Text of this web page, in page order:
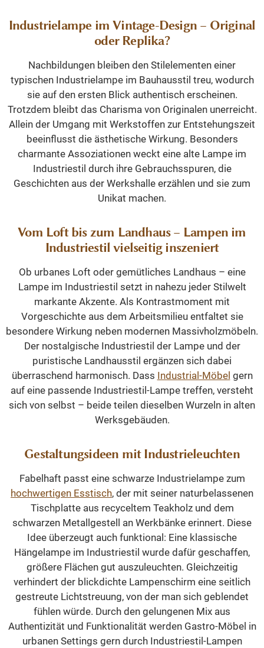
Industrielampe im Vintage-Design – Original
oder Replika?
Nachbildungen bleiben den Stilelementen einer
typischen Industrielampe im Bauhausstil treu, wodurch
sie auf den ersten Blick authentisch erscheinen.
Trotzdem bleibt das Charisma von Originalen unerreicht.
Allein der Umgang mit Werkstoffen zur Entstehungszeit
beeinflusst die ästhetische Wirkung. Besonders
charmante Assoziationen weckt eine alte Lampe im
Industriestil durch ihre Gebrauchsspuren, die
Geschichten aus der Werkshalle erzählen und sie zum
Unikat machen.
Vom Loft bis zum Landhaus – Lampen im
Industriestil vielseitig inszeniert
Ob urbanes Loft oder gemütliches Landhaus – eine
Lampe im Industriestil setzt in nahezu jeder Stilwelt
markante Akzente. Als Kontrastmoment mit
Vorgeschichte aus dem Arbeitsmilieu entfaltet sie
besondere Wirkung neben modernen Massivholzmöbeln.
Der nostalgische Industriestil der Lampe und der
puristische Landhausstil ergänzen sich dabei
überraschend harmonisch. Dass Industrial-Möbel gern
auf eine passende Industriestil-Lampe treffen, versteht
sich von selbst – beide teilen dieselben Wurzeln in alten
Werksgebäuden.
Gestaltungsideen mit Industrieleuchten
Fabelhaft passt eine schwarze Industrielampe zum
hochwertigen Esstisch, der mit seiner naturbelassenen
Tischplatte aus recyceltem Teakholz und dem
schwarzen Metallgestell an Werkbänke erinnert. Diese
Idee überzeugt auch funktional: Eine klassische
Hängelampe im Industriestil wurde dafür geschaffen,
größere Flächen gut auszuleuchten. Gleichzeitig
verhindert der blickdichte Lampenschirm eine seitlich
gestreute Lichtstreuung, von der man sich geblendet
fühlen würde. Durch den gelungenen Mix aus
Authentizität und Funktionalität werden Gastro-Möbel in
urbanen Settings gern durch Industriestil-Lampen